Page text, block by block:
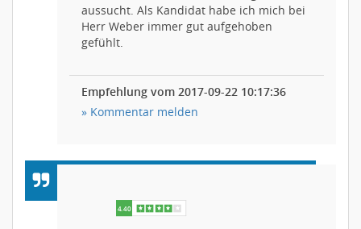
aussucht. Als Kandidat habe ich mich bei
Herr Weber immer gut aufgehoben
gefühlt.
Empfehlung vom 2017-09-22 10:17:36
» Kommentar melden